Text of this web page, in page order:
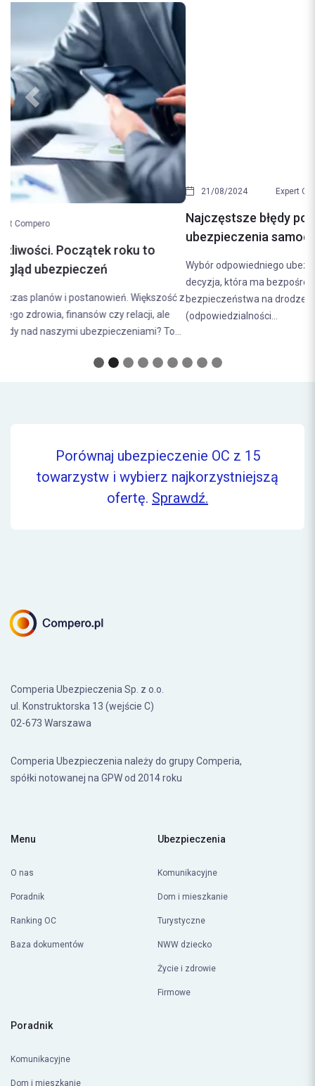
21/08/2024
Najczęstsze błędy popełniane przy wyborze
ubezpieczenia samochodowego. Jak ich uniknąć?
Wybór odpowiedniego ubezpieczenia samochodowego to
decyzja, która ma bezpośredni wpływ na nasze finanse i poczucie
bezpieczeństwa na drodze. Ubezpieczenie OC
Previous
Porównaj ubezpieczenie OC z 15
towarzystw i wybierz najkorzystniejszą
Comperia Ubezpieczenia Sp. z o.o.
ul. Konstruktorska 13 (wejście C)
Comperia Ubezpieczenia należy do grupy Comperia,
NWW dziecko